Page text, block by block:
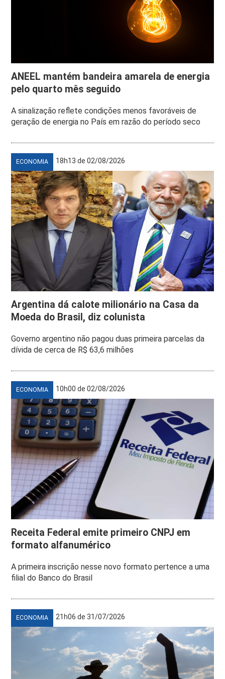
ANEEL mantém bandeira amarela de energia
pelo quarto mês seguido
A sinalização reflete condições menos favoráveis de
geração de energia no País em razão do período seco
ECONOMIA 18h13 de 02/08/2026
Argentina dá calote milionário na Casa da
Moeda do Brasil, diz colunista
Governo argentino não pagou duas primeira parcelas da
dívida de cerca de R$ 63,6 milhões
ECONOMIA 10h00 de 02/08/2026
Receita Federal emite primeiro CNPJ em
formato alfanumérico
A primeira inscrição nesse novo formato pertence a uma
filial do Banco do Brasil
ECONOMIA 21h06 de 31/07/2026